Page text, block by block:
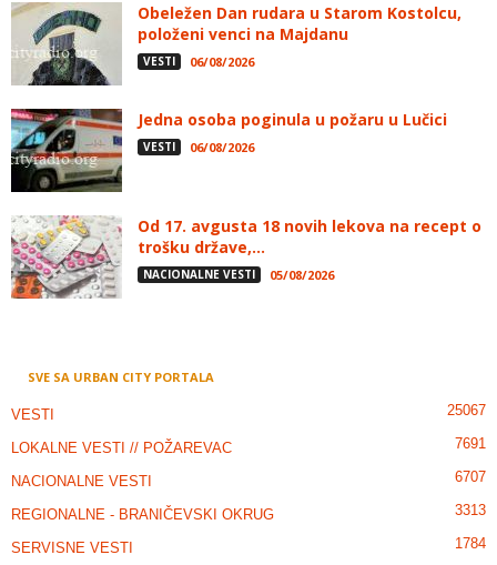
Obeležen Dan rudara u Starom Kostolcu,
položeni venci na Majdanu
VESTI 06/08/2026
Jedna osoba poginula u požaru u Lučici
VESTI 06/08/2026
Od 17. avgusta 18 novih lekova na recept o
trošku države,...
NACIONALNE VESTI 05/08/2026
SVE SA URBAN CITY PORTALA
VESTI 25067
LOKALNE VESTI // POŽAREVAC 7691
NACIONALNE VESTI 6707
REGIONALNE - BRANIČEVSKI OKRUG 3313
SERVISNE VESTI 1784